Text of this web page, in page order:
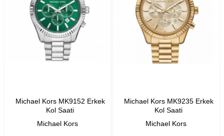
Michael Kors
Michael Kors MK9152 Erkek
Kol Saati
Michael Kors
Michael Kors MK9235 Erkek
Kol Saati